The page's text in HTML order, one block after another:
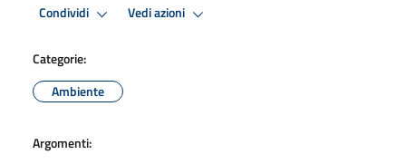
Condividi Vedi azioni
Categorie:
Ambiente
Argomenti: